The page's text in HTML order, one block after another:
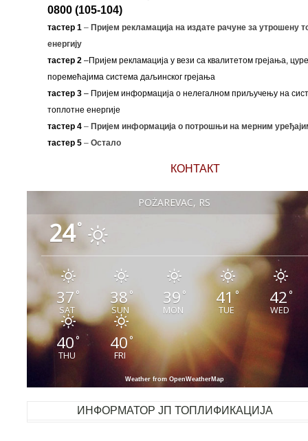
0800 (105-104)
тастер 1–Пријем рекламација на издате рачуне за утрошену
енергију
тастер 2–Пријем рекламација у вези са квалитетом грејања,
поремећајима система даљинског грејања
тастер 3– Пријем информација о нелегалном приључењу на
топлотне енергије
тастер 4 – Пријем информација о потрошњи на мерним
тастер 5 – Остало
КОНТАКТ
POŽAREVAC, RS
24°
37°
SAT
38°
SUN
39 °
MON
41°
TUE
42°
WED
40°
THU
40°
FRI
Weather from OpenWeatherMap
ИНФОРМАТОР ЈП ТОПЛИФИКАЦИЈА